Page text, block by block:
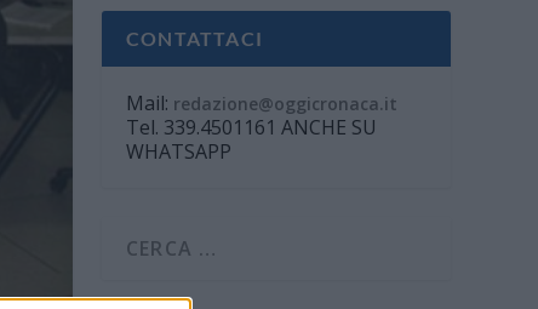
CONTATTACI
Mail: redazione@oggicronaca.it
Tel. 339.4501161 ANCHE SU
WHATSAPP